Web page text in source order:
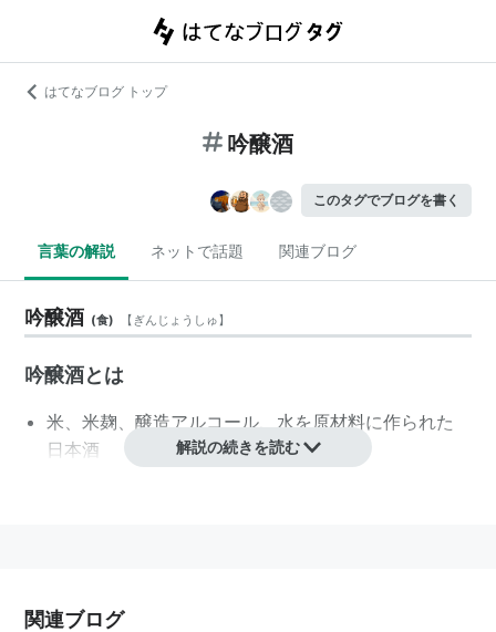
はてなブログ トップ
吟醸酒
このタグでブログを書く
言葉の解説 ネットで話題 関連ブログ
吟醸酒 (食) 【ぎんじょうしゅ】
吟醸酒とは
米、米麹、醸造アルコール、水を原材料に作られた
日本酒
解説の続きを読む
関連ブログ